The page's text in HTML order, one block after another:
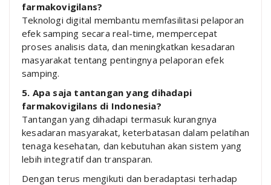
farmakovigilans?
Teknologi digital membantu memfasilitasi pelaporan
efek samping secara real-time, mempercepat
proses analisis data, dan meningkatkan kesadaran
masyarakat tentang pentingnya pelaporan efek
samping.
5. Apa saja tantangan yang dihadapi
farmakovigilans di Indonesia?
Tantangan yang dihadapi termasuk kurangnya
kesadaran masyarakat, keterbatasan dalam pelatihan
tenaga kesehatan, dan kebutuhan akan sistem yang
lebih integratif dan transparan.
Dengan terus mengikuti dan beradaptasi terhadap